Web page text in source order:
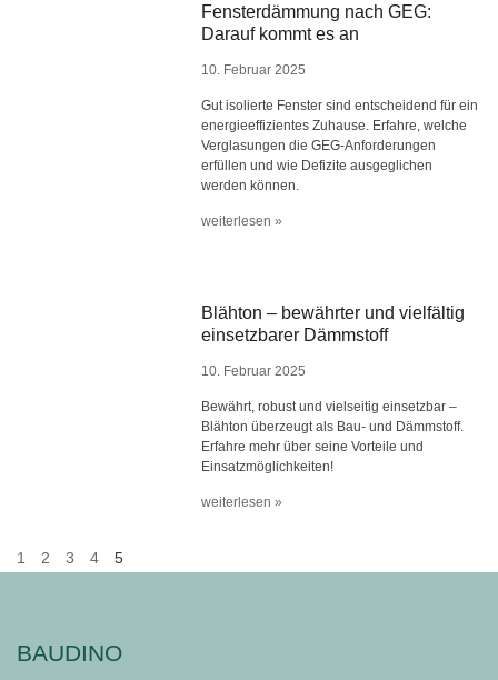
Fensterdämmung nach GEG:
Darauf kommt es an
10. Februar 2025
Gut isolierte Fenster sind entscheidend für ein
energieeffizientes Zuhause. Erfahre, welche
Verglasungen die GEG-Anforderungen
erfüllen und wie Defizite ausgeglichen
werden können.
weiterlesen »
Blähton – bewährter und vielfältig
einsetzbarer Dämmstoff
10. Februar 2025
Bewährt, robust und vielseitig einsetzbar –
Blähton überzeugt als Bau- und Dämmstoff.
Erfahre mehr über seine Vorteile und
Einsatzmöglichkeiten!
weiterlesen »
1 2 3 4 5
BAUDINO